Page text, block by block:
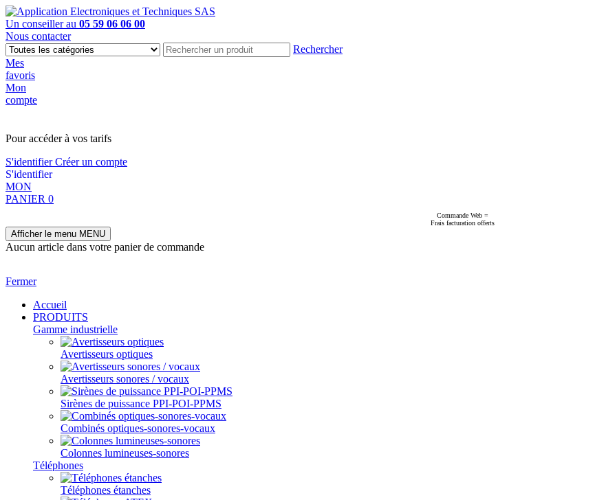
Un conseiller au 05 59 06 06 00
Nous contacter
Rechercher
Mes
favoris
Mon
compte
Pour accéder à vos tarifs
S'identifierCréer un compte
S'identifier
MON
PANIER 0
Commande Web =
Frais facturation offerts
Afficher le menu MENU
Aucun article dans votre panier de commande
Fermer
Accueil
PRODUITS
Gamme industrielle
Avertisseurs optiques
Avertisseurs sonores / vocaux
Sirènes de puissance PPI-POI-PPMS
Combinés optiques-sonores-vocaux
Colonnes lumineuses-sonores
Téléphones
Téléphones étanches